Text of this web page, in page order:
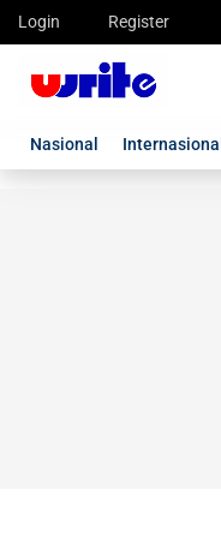
Login Register
Nasional Internasional